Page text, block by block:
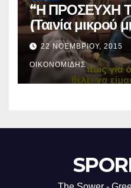
“Η ΠΡΟΣΕΥΧΗ
(Ταινία μικρού
22 ΝΟΕΜΒΡΊΟΥ, 2015
ΟΙΚΟΝΟΜΊΔΗΣ